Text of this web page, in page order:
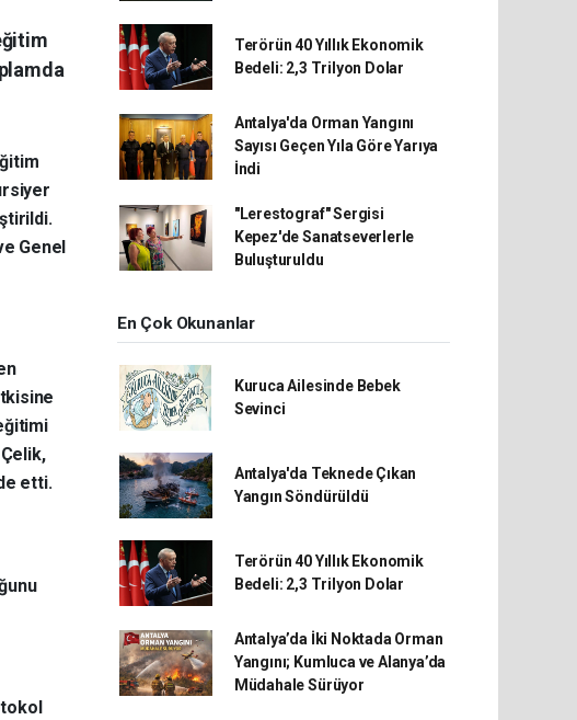
Genel
etti.
Terörün 40 Yıllık Ekonomik
Bedeli: 2,3 Trilyon Dolar
Antalya'da Orman Yangını
Sayısı Geçen Yıla Göre Yarıya
İndi
"Lerestograf" Sergisi
Kepez'de Sanatseverlerle
Buluşturuldu
En Çok Okunanlar
Kuruca Ailesinde Bebek
Sevinci
Antalya'da Teknede Çıkan
Yangın Söndürüldü
Terörün 40 Yıllık Ekonomik
Bedeli: 2,3 Trilyon Dolar
Antalya’da İki Noktada Orman
Yangını; Kumluca ve Alanya’da
Müdahale Sürüyor